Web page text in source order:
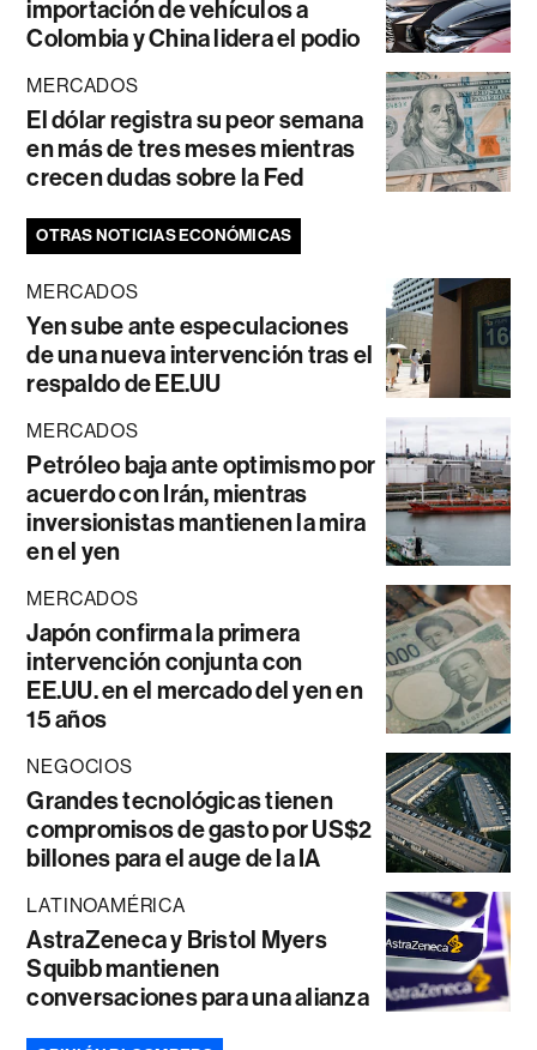
importación de vehículos a
Colombia y China lidera el podio
MERCADOS
El dólar registra su peor semana
en más de tres meses mientras
crecen dudas sobre la Fed
OTRAS NOTICIAS ECONÓMICAS
MERCADOS
Yen sube ante especulaciones
de una nueva intervención tras el
respaldo de EE.UU
MERCADOS
Petróleo baja ante optimismo por
acuerdo con Irán, mientras
inversionistas mantienen la mira
en el yen
MERCADOS
Japón confirma la primera
intervención conjunta con
EE.UU. en el mercado del yen en
15 años
NEGOCIOS
Grandes tecnológicas tienen
compromisos de gasto por US$2
billones para el auge de la IA
LATINOAMÉRICA
AstraZeneca y Bristol Myers
Squibb mantienen
conversaciones para una alianza